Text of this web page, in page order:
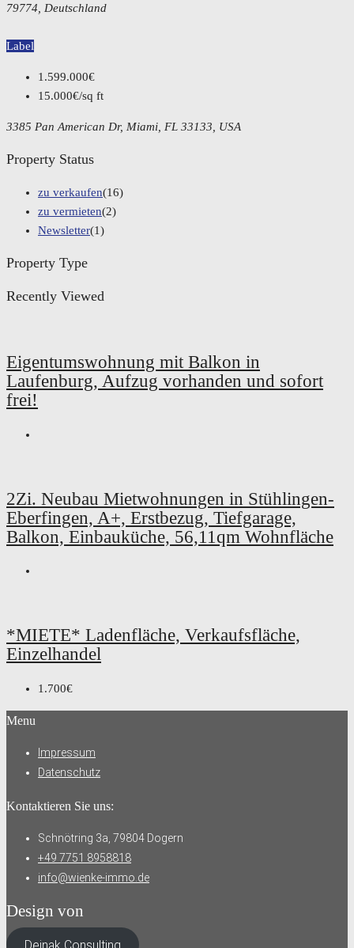
79774, Deutschland
Label
1.599.000€
15.000€/sq ft
3385 Pan American Dr, Miami, FL 33133, USA
Property Status
zu verkaufen(16)
zu vermieten(2)
Newsletter(1)
Property Type
Recently Viewed
Eigentumswohnung mit Balkon in
Laufenburg, Aufzug vorhanden und sofort
frei!
2Zi. Neubau Mietwohnungen in Stühlingen-
Eberfingen, A+, Erstbezug, Tiefgarage,
Balkon, Einbauküche, 56,11qm Wohnfläche
*MIETE* Ladenfläche, Verkaufsfläche,
Einzelhandel
1.700€
Menu
Impressum
Datenschutz
Kontaktieren Sie uns:
Schnötring 3a, 79804 Dogern
+49 7751 8958818
info@wienke-immo.de
Design von